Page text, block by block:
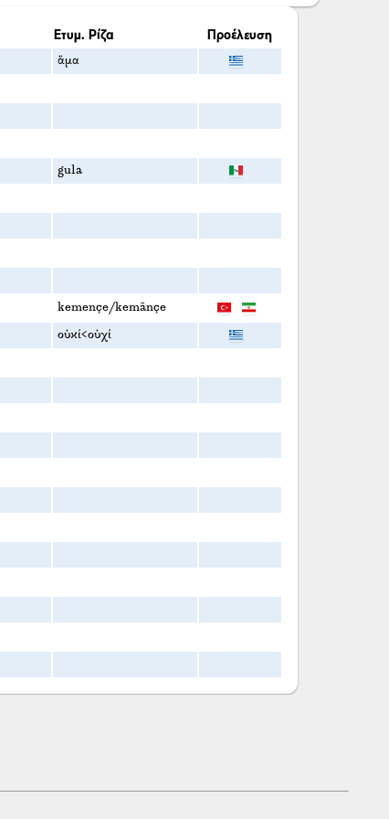
Ετυμ. Ρίζα Προέλευση
ἅμα
gula
kemençe/kemānçe
οὐκί<οὐχί